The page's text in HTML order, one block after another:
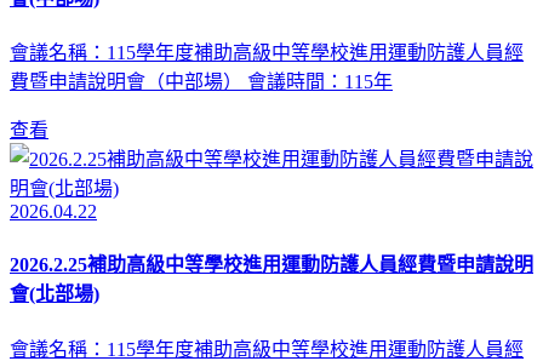
會議名稱：115學年度補助高級中等學校進用運動防護人員經
費暨申請說明會（中部場） 會議時間：115年
查看
2026.04.22
2026.2.25補助高級中等學校進用運動防護人員經費暨申請說明
會(北部場)
會議名稱：115學年度補助高級中等學校進用運動防護人員經